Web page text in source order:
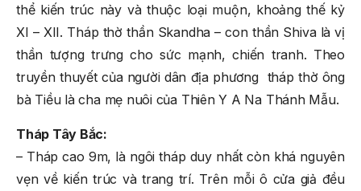
thể kiến trúc này và thuộc loại muộn, khoảng thế kỷ
XI – XII. Tháp thờ thần Skandha – con thần Shiva là vị
thần tượng trưng cho sức mạnh, chiến tranh. Theo
truyền thuyết của người dân địa phương tháp thờ ông
bà Tiều là cha mẹ nuôi của Thiên Y A Na Thánh Mẫu.
Tháp Tây Bắc:
– Tháp cao 9m, là ngôi tháp duy nhất còn khá nguyên
vẹn về kiến trúc và trang trí. Trên mỗi ô cửa giả đều